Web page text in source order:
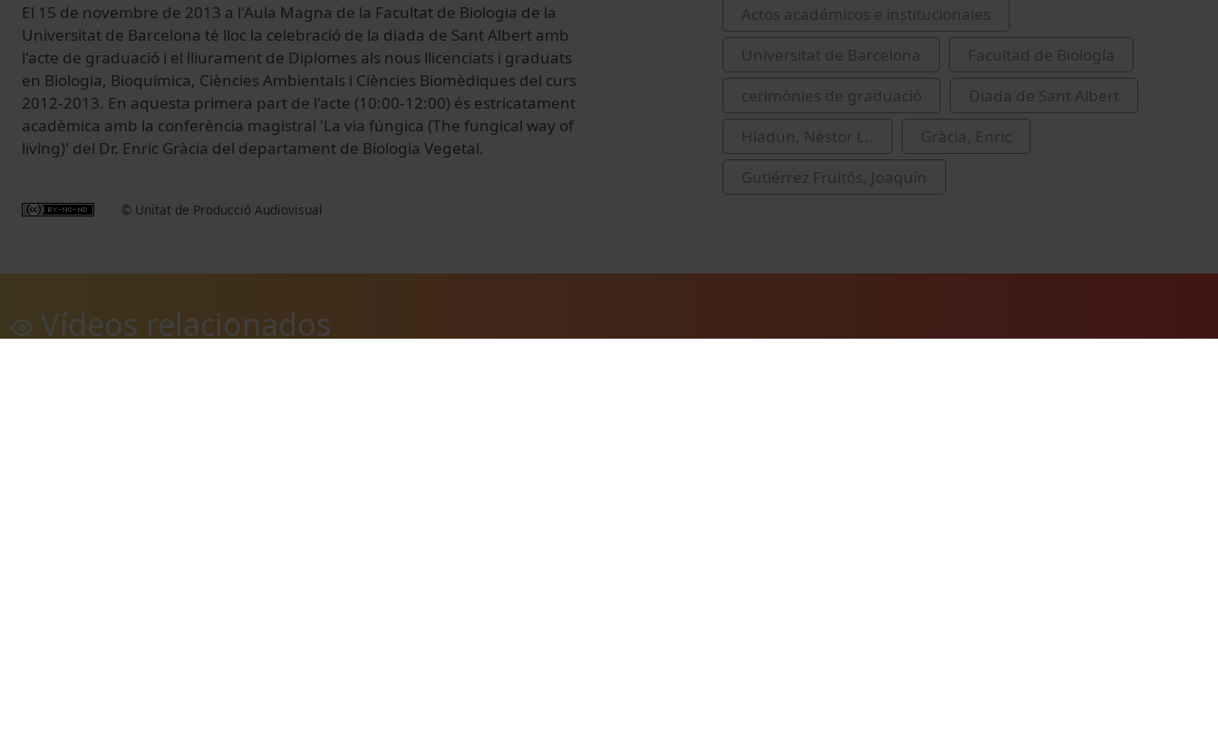
El 15 de novembre de 2013 a l'Aula Magna de la Facultat de Biologia de la
Universitat de Barcelona té lloc la celebració de la diada de Sant Albert amb
l'acte de graduació i el lliurament de Diplomes als nous llicenciats i graduats
en Biologia, Bioquímica, Ciències Ambientals i Ciències Biomèdiques del curs
2012-2013. En aquesta primera part de l'acte (10:00-12:00) és estricatament
acadèmica amb la conferència magistral 'La via fúngica (The fungical way of
living)' del Dr. Enric Gràcia del departament de Biologia Vegetal.
© Unitat de Producció Audiovisual
Actos académicos e institucionales
Universitat de Barcelona
Facultad de Biología
cerimònies de graduació
Diada de Sant Albert
Hladun, Néstor L..
Gràcia, Enric
Gutiérrez Fruitós, Joaquín
Vídeos relacionados